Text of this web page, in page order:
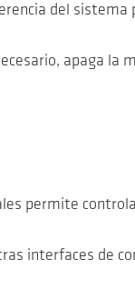
del sistema
apaga la
permite
interfaces de